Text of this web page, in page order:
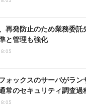
再発防止のため業務委託
と管理も強化
ォックスのサーバがラ
常のセキュリティ調査過